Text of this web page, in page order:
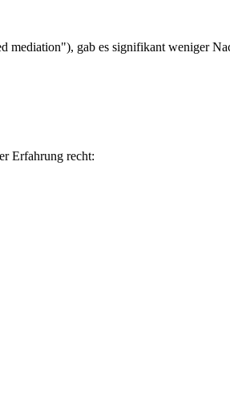
mediation"), gab es signifikant weniger
Erfahrung recht: